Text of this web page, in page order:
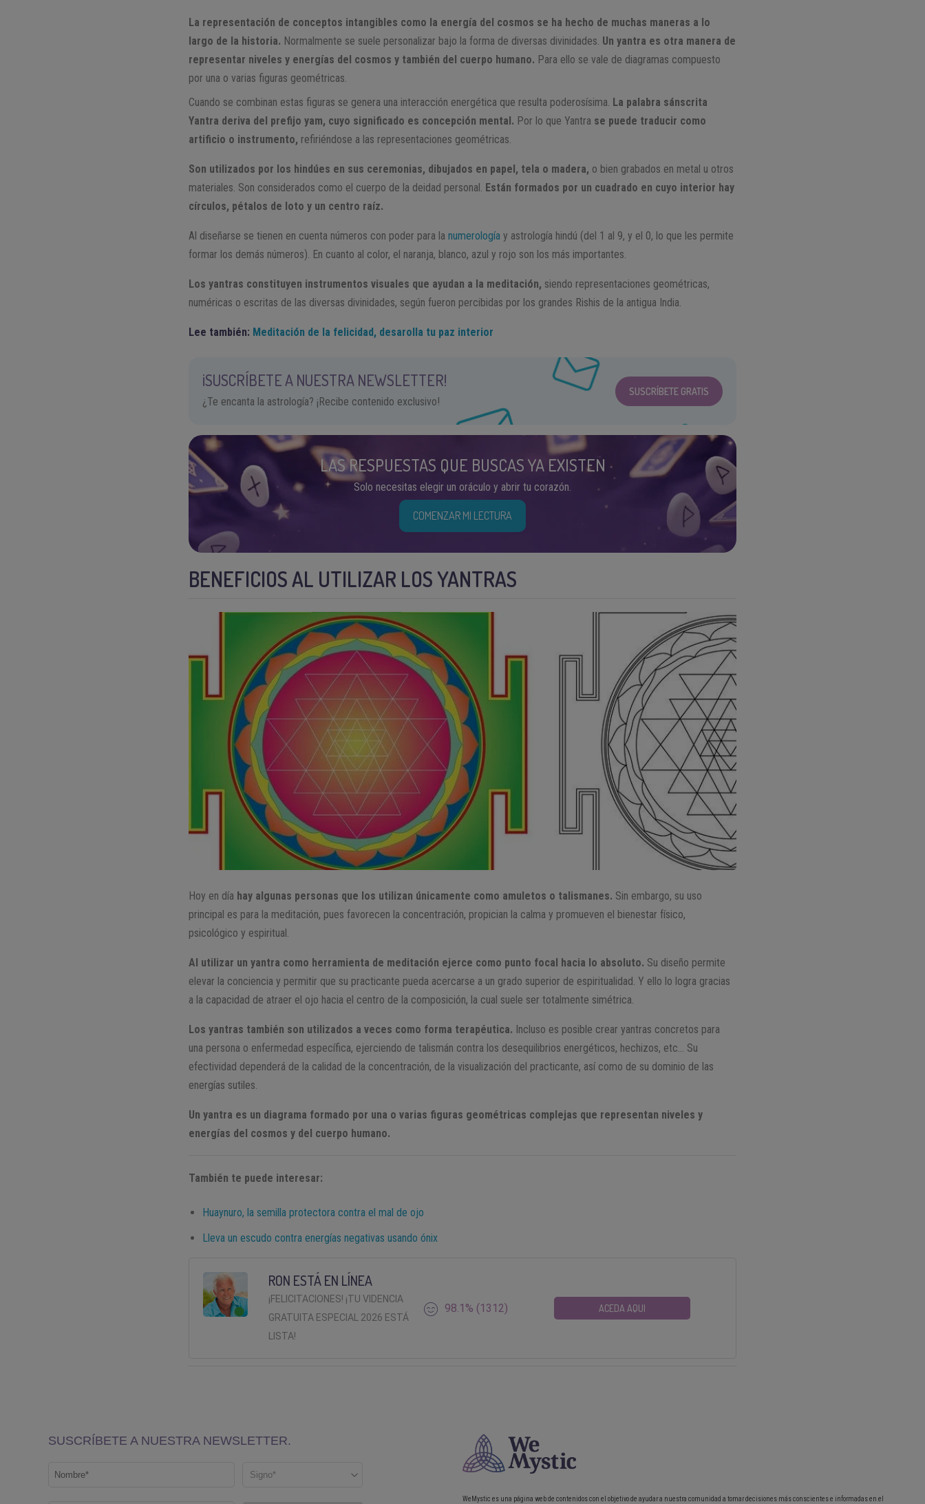
La representación de conceptos intangibles como la energía del cosmos se ha hecho de muchas maneras a lo
largo de la historia. Normalmente se suele personalizar bajo la forma de diversas divinidades. Un yantra es otra manera de
representar niveles y energías del cosmos y también del cuerpo humano. Para ello se vale de diagramas compuesto
por una o varias figuras geométricas.
Cuando se combinan estas figuras se genera una interacción energética que resulta poderosísima. La palabra sánscrita
Yantra deriva del prefijo yam, cuyo significado es concepción mental. Por lo que Yantra se puede traducir como
artificio o instrumento, refiriéndose a las representaciones geométricas.
Son utilizados por los hindúes en sus ceremonias, dibujados en papel, tela o madera, o bien grabados en metal u otros
materiales. Son considerados como el cuerpo de la deidad personal. Están formados por un cuadrado en cuyo interior hay
círculos, pétalos de loto y un centro raíz.
Al diseñarse se tienen en cuenta números con poder para lanumerología y astrología hindú (del 1 al 9, y el 0, lo que les permite
formar los demás números). En cuanto al color, el naranja, blanco, azul y rojo son los más importantes.
Los yantras constituyen instrumentos visuales que ayudan a la meditación, siendo representaciones geométricas,
numéricas o escritas de las diversas divinidades, según fueron percibidas por los grandes Rishis de la antigua India.
Lee también: Meditación de la felicidad, desarolla tu paz interior
¡SUSCRÍBETE A NUESTRA NEWSLETTER!
¿Te encanta la astrología? ¡Recibe contenido exclusivo!
SUSCRÍBETE GRATIS
LAS RESPUESTAS QUE BUSCAS YA EXISTEN
Solo necesitas elegir un oráculo y abrir tu corazón.
COMENZAR MI LECTURA
BENEFICIOS AL UTILIZAR LOS YANTRAS
Hoy en día hay algunas personas que los utilizan únicamente como amuletos o talismanes. Sin embargo, su uso
principal es para la meditación, pues favorecen la concentración, propician la calma y promueven el bienestar físico,
psicológico y espiritual.
Al utilizar un yantra como herramienta de meditación ejerce como punto focal hacia lo absoluto. Su diseño permite
elevar la conciencia y permitir que su practicante pueda acercarse a un grado superior de espiritualidad. Y ello lo logra gracias
a la capacidad de atraer el ojo hacia el centro de la composición, la cual suele ser totalmente simétrica.
Los yantras también son utilizados a veces como forma terapéutica. Incluso es posible crear yantras concretos para
una persona o enfermedad específica, ejerciendo de talismán contra los desequilibrios energéticos, hechizos, etc… Su
efectividad dependerá de la calidad de la concentración, de la visualización del practicante, así como de su dominio de las
energías sutiles.
Un yantra es un diagrama formado por una o varias figuras geométricas complejas que representan niveles y
energías del cosmos y del cuerpo humano.
También te puede interesar:
Huaynuro, la semilla protectora contra el mal de ojo
Lleva un escudo contra energías negativas usando ónix
RON ESTÁ EN LÍNEA
¡FELICITACIONES! ¡TU VIDENCIA
GRATUITA ESPECIAL 2026 ESTÁ
LISTA!
98.1% (1312) ACEDA AQUI
WeMystic es una página web de contenidos con el objetivo de ayudar a nuestra comunidad a tomar decisiones más conscientes e informadas en el